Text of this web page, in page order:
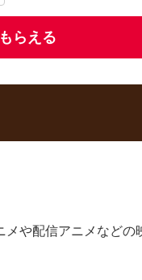
らえる
や配信アニメなど